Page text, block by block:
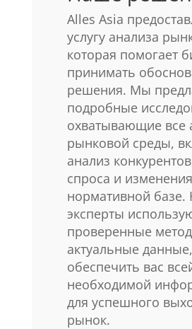
Alles Asia
услугу анализа
которая помогает
принимать
решения. Мы
подробные
охватывающие все
рынковой среды,
анализ
спроса и
нормативной
эксперты
проверенные
актуальные
обеспечить вас
необходимой
для успешного
рынок.